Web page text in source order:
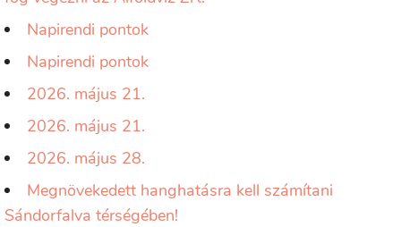
Napirendi pontok
Napirendi pontok
2026. május 21.
2026. május 21.
2026. május 28.
Megnövekedett hanghatásra kell számítani
Sándorfalva térségében!